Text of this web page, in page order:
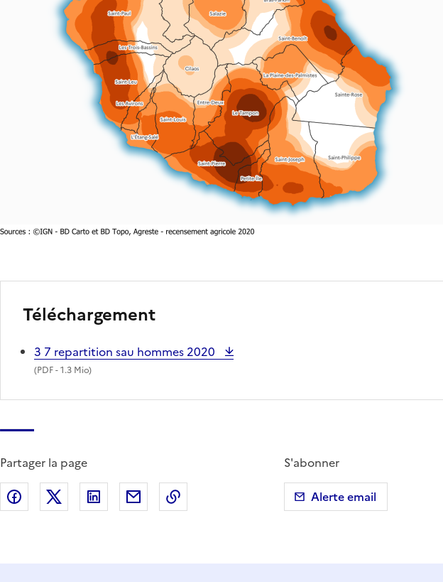
Téléchargement
3 7 repartition sau hommes 2020
(PDF- 1.3 Mio)
Partager la page
Partager sur Facebook
Partager sur X (anciennement Twitter)
Partager sur LinkedIn
Partager par emailCopier dans le presse-papier
S'abonner
Alerte email